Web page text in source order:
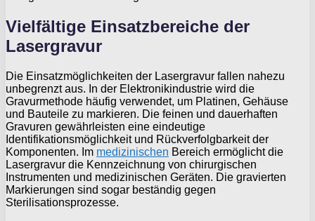
Vielfältige Einsatzbereiche der
Lasergravur
Die Einsatzmöglichkeiten der Lasergravur fallen nahezu
unbegrenzt aus. In der Elektronikindustrie wird die
Gravurmethode häufig verwendet, um Platinen, Gehäuse
und Bauteile zu markieren. Die feinen und dauerhaften
Gravuren gewährleisten eine eindeutige
Identifikationsmöglichkeit und Rückverfolgbarkeit der
Komponenten. Im medizinischen Bereich ermöglicht die
Lasergravur die Kennzeichnung von chirurgischen
Instrumenten und medizinischen Geräten. Die gravierten
Markierungen sind sogar beständig gegen
Sterilisationsprozesse.